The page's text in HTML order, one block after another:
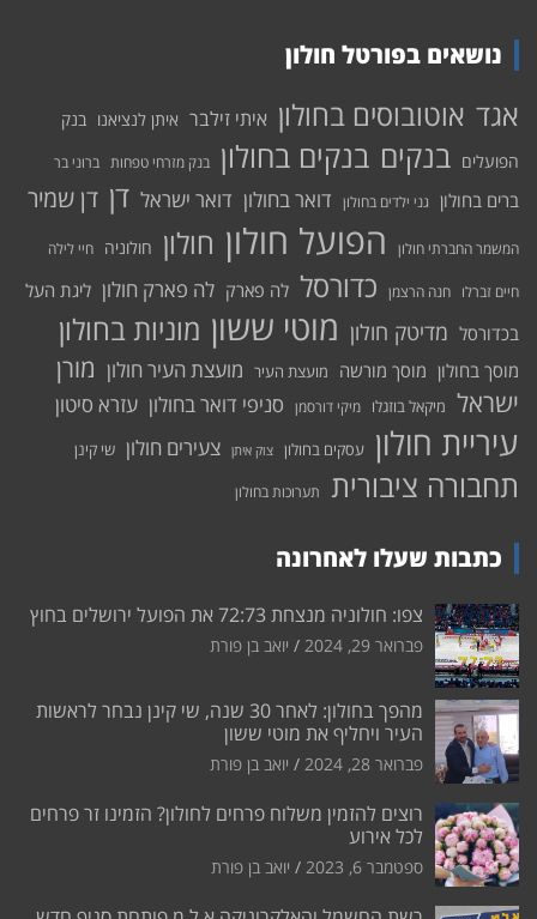
נושאים בפורטל חולון
אגד אוטובוסים בחולון איתי זילבר איתן לנציאנו בנק
הפועלים בנקים בנקים בחולון בנק מזרחי טפחות ברוני בר
ברים בחולון גני ילדים בחולון דואר בחולון דואר ישראל דן דן שמיר
המשמר החברתי חולון הפועל חולון חולון חולוניה חיי לילה
חיים זברלו חנה הרצמן כדורסל לה פארק לה פארק חולון ליגת העל
בכדורסל מדיטק חולון מוטי ששון מוניות בחולון
מוסך בחולון מוסך מורשה מועצת העיר מועצת העיר חולון מורן
ישראל מיקאל בוזגלו מיקי דורסמן סניפי דואר בחולון עזרא סיטון
עיריית חולון עסקים בחולון צוק איתן צעירים חולון שי קינן
תחבורה ציבורית תערוכות בחולון
כתבות שעלו לאחרונה
צפו: חולוניה מנצחת 72:73 את הפועל ירושלים בחוץ
פברואר 29, 2024 יואב בן פורת
מהפך בחולון: לאחר 30 שנה, שי קינן נבחר לראשות
העיר ויחליף את מוטי ששון
פברואר 28, 2024 יואב בן פורת
רוצים להזמין משלוח פרחים לחולון? הזמינו זר פרחים
לכל אירוע
ספטמבר 6, 2023 יואב בן פורת